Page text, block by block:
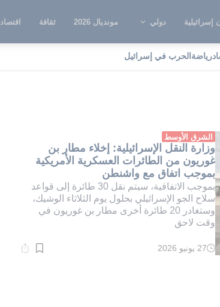
دولي مونديال 2026 ثقافة اقتصاد
رياضة الحرب في إسرائيل
الشرق الأوسط
وزارة النقل الإسرائيلية: إخلاء مطار بن
غوريون من الطائرات العسكرية الأمريكية
بموجب اتفاق مع واشنطن
بموجب الاتفاقية، سيتم نقل 30 طائرة إلى قواعد
سلاح الجو الإسرائيلي بحلول يوم الثلاثاء الوشيك،
وستغادر 20 طائرة أخرى مطار بن غوريون في
وقت لاحق
وقت
27 يونيو 2026